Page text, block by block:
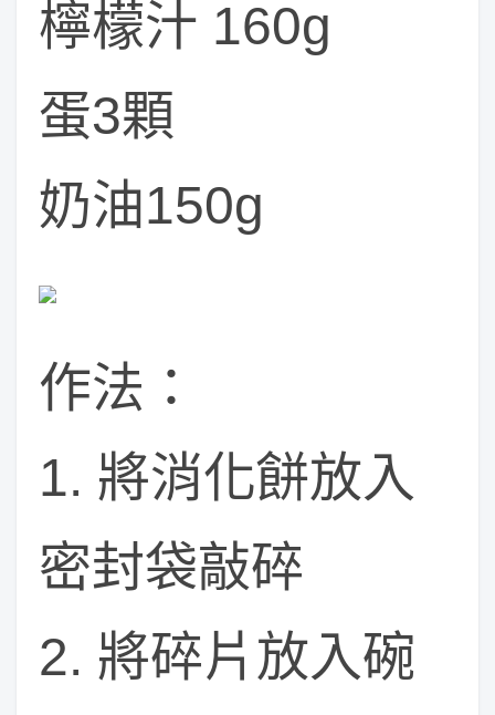
檸檬汁 160g
蛋3顆
奶油150g
作法：
1. 將消化餅放入
密封袋敲碎
2. 將碎片放入碗